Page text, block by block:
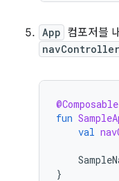
App 컴포저블
navController
@Composable
fun
val
}